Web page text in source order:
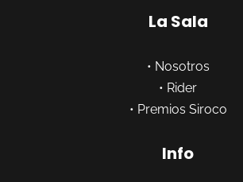
La Sala
• Nosotros
• Rider
• Premios Siroco
Info